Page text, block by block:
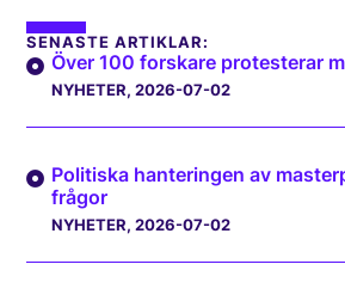
SENASTE ARTIKLAR:
Över 100 forskare protesterar
NYHETER, 2026-07-02
Politiska hanteringen av
frågor
NYHETER, 2026-07-02